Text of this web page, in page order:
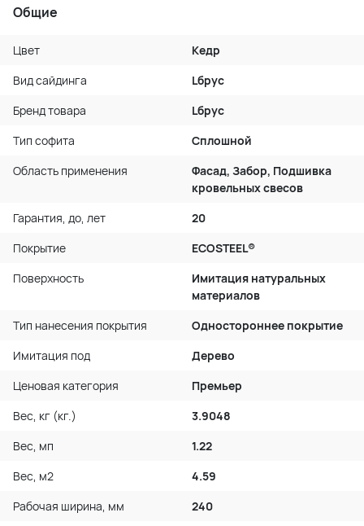
Общие
Цвет
Кедр
Вид сайдинга
Lбрус
Бренд товара
Lбрус
Тип софита
Сплошной
Область применения
Фасад, Забор, Подшивка
кровельных свесов
Гарантия, до, лет
20
Покрытие
ECOSTEEL®
Поверхность
Имитация натуральных
материалов
Тип нанесения покрытия
Одностороннее покрытие
Имитация под
Дерево
Ценовая категория
Премьер
Вес, кг (кг.)
3.9048
Вес, мп
1.22
Вес, м2
4.59
Рабочая ширина, мм
240